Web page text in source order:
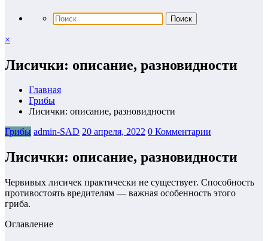
×
Лисички: описание, разновидности
Главная
Грибы
Лисички: описание, разновидности
Грибы admin-SAD 20 апреля, 2022 0 Комментарии
Лисички: описание, разновидности
Червивых лисичек практически не существует. Способность
противостоять вредителям — важная особенность этого
гриба.
Оглавление